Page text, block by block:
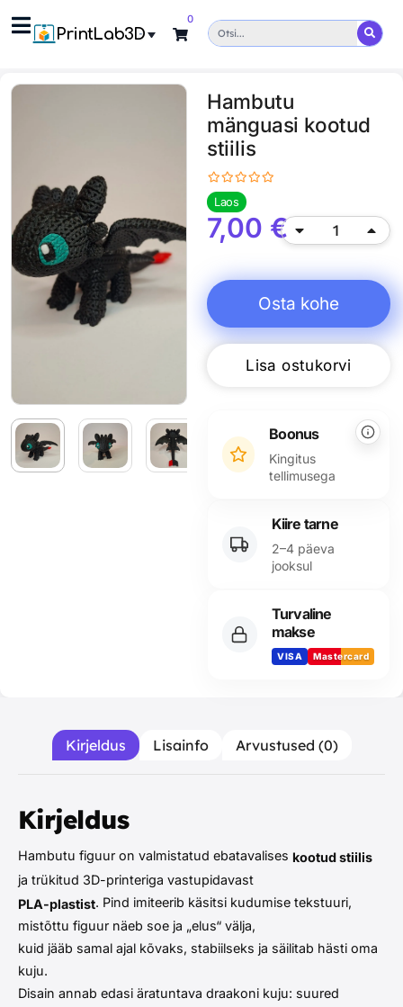
PrintLab3D
0
Hambutu
mänguasi kootud
stiilis
Laos
7,00 €
Osta kohe
Lisa ostukorvi
Boonus
Kingitus
tellimusega
Kiire tarne
2–4 päeva
jooksul
Turvaline
makse
VISA Mastercard
▶
Kirjeldus Lisainfo Arvustused (0)
Kirjeldus
Hambutu figuur on valmistatud ebatavalises kootud stiilis
ja trükitud 3D-printeriga vastupidavast
PLA-plastist. Pind imiteerib käsitsi kudumise tekstuuri,
mistõttu figuur näeb soe ja „elus“ välja,
kuid jääb samal ajal kõvaks, stabiilseks ja säilitab hästi oma
kuju.
Disain annab edasi äratuntava draakoni kuju: suured